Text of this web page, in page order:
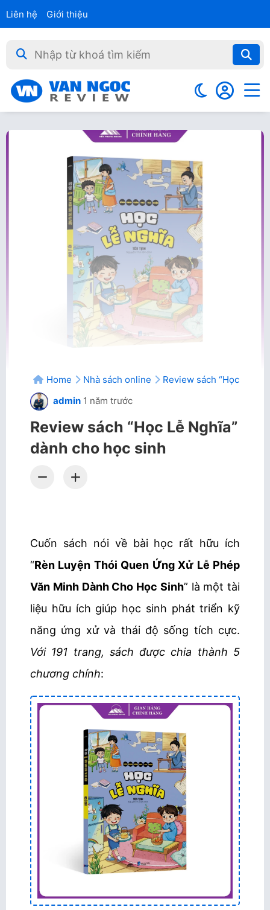
Liên hệ Giới thiệu
Home Nhà sách online
Review sách “Học Lễ
admin 1 năm trước
Review sách “Học Lễ Nghĩa”
dành cho học sinh
Cuốn sách nói về bài học rất hữu ích
“Rèn Luyện Thói Quen Ứng Xử Lễ Phép
Văn Minh Dành Cho Học Sinh” là một tài
liệu hữu ích giúp học sinh phát triển kỹ
năng ứng xử và thái độ sống tích cực.
Với 191 trang, sách được chia thành 5
chương chính: